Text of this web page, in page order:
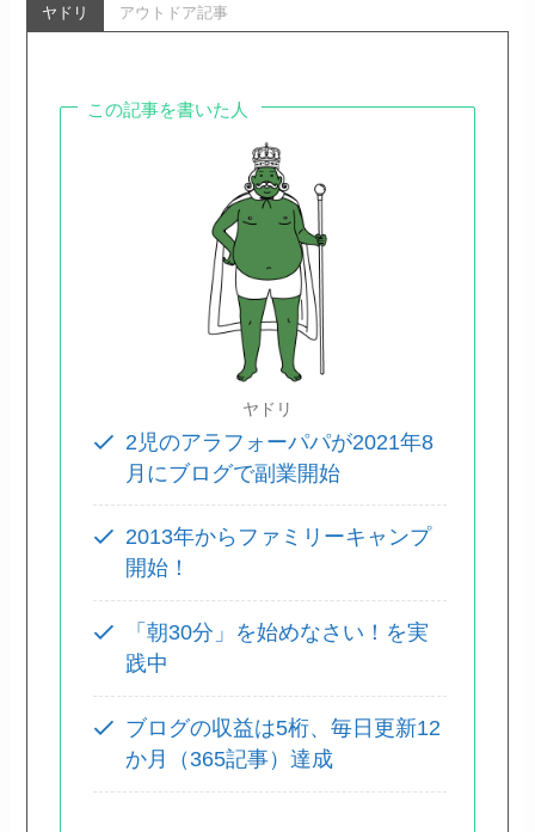
ヤドリ アウトドア記事
この記事を書いた人
ヤドリ
2児のアラフォーパパが2021年8
月にブログで副業開始
2013年からファミリーキャンプ
開始！
「朝30分」を始めなさい！を実
践中
ブログの収益は5桁、毎日更新12
か月（365記事）達成